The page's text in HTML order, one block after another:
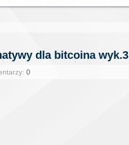
dla bitcoina wyk.3
0